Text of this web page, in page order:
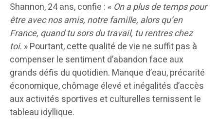
Shannon, 24 ans, confie : « On a plus de temps pour
être avec nos amis, notre famille, alors qu’en
France, quand tu sors du travail, tu rentres chez
toi. » Pourtant, cette qualité de vie ne suffit pas à
compenser le sentiment d’abandon face aux
grands défis du quotidien. Manque d’eau, précarité
économique, chômage élevé et inégalités d’accès
aux activités sportives et culturelles ternissent le
tableau idyllique.